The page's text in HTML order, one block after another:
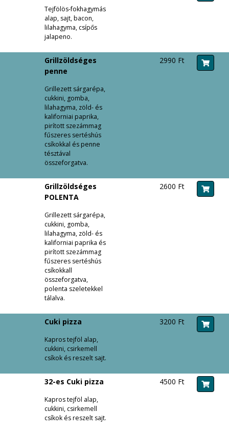
Tejfölös-fokhagymás
alap, sajt, bacon,
lilahagyma, csípős
jalapeno.
Grillzöldséges
penne
Grillezett sárgarépa,
cukkini, gomba,
lilahagyma, zöld- és
kaliforniai paprika,
pirított szezámmag
fűszeres sertéshús
csíkokkal és penne
tésztával
összeforgatva.
2990 Ft
Grillzöldséges
POLENTA
Grillezett sárgarépa,
cukkini, gomba,
lilahagyma, zöld- és
kaliforniai paprika és
pirított szezámmag
fűszeres sertéshús
csíkokkall
összeforgatva,
polenta szeletekkel
tálalva.
2600 Ft
Cuki pizza
Kapros tejföl alap,
cukkini, csirkemell
csíkok és reszelt sajt.
3200 Ft
32-es Cuki pizza
Kapros tejföl alap,
cukkini, csirkemell
csíkok és reszelt sajt.
4500 Ft